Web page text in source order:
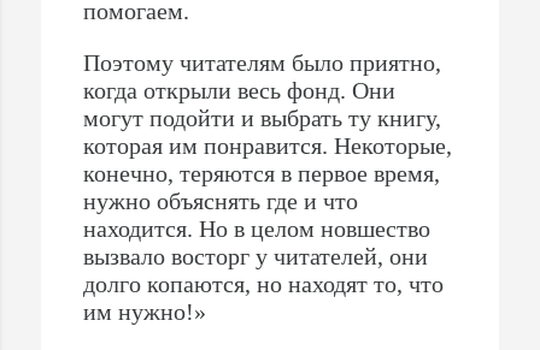
помогаем.
Поэтому читателям было приятно,
когда открыли весь фонд. Они
могут подойти и выбрать ту книгу,
которая им понравится. Некоторые,
конечно, теряются в первое время,
нужно объяснять где и что
находится. Но в целом новшество
вызвало восторг у читателей, они
долго копаются, но находят то, что
им нужно!»